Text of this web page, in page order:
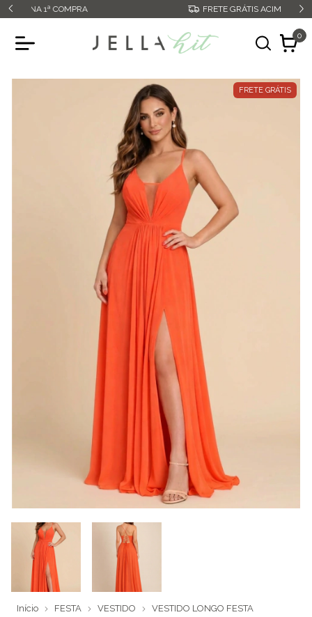
FRETE GRÁTIS ACIMA DE R$349,99
0
FRETE GRÁTIS
Início FESTA VESTIDO VESTIDO LONGO FESTA